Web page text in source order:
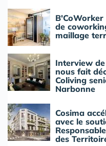
de
maillage
Interview de
nous fait
Coliving
Narbonne
Cosima
avec le
des